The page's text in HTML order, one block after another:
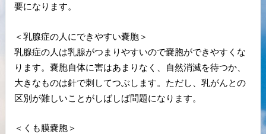
要になります。
＜乳腺症の人にできやすい嚢胞＞
乳腺症の人は乳腺がつまりやすいので嚢胞ができやすくな
ります。嚢胞自体に害はあまりなく、自然消滅を待つか、
大きなものは針で刺してつぶします。ただし、乳がんとの
区別が難しいことがしばしば問題になります。
＜くも膜嚢胞＞